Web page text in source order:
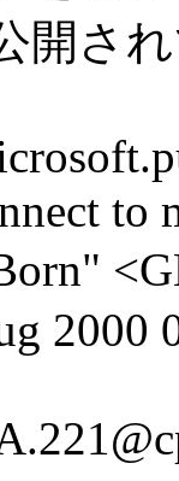
開さ
to
2000